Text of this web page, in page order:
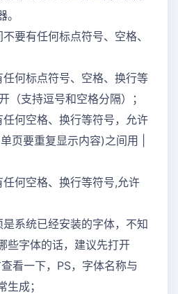
要有任何标点符号、空格、
何标点符号、空格、换行等
（支持逗号和空格分隔）；
何空格、换行等符号，允许
页要重复显示内容)之间用 |
何空格、换行等符号,允许
系统已经安装的字体，不知
些字体的话，建议先打开
看一下，PS，字体名称与
成；